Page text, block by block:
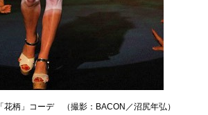
花柄」コーデ （撮影：BACON／沼尻年弘）